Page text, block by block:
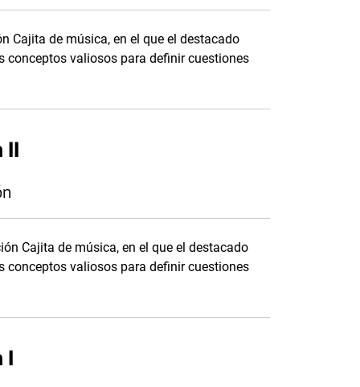
Cajita de música, en el que el destacado
valiosos para definir cuestiones
II
Cajita de música, en el que el destacado
valiosos para definir cuestiones
I